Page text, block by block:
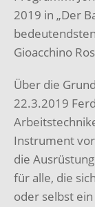
2019 in „Der
Gioacchino
Über die
22.3.2019
Instrument
die
für alle, die
oder selbst